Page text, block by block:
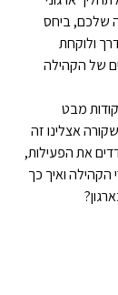
שלכם, ביחס
ולוקחת
של הקהילה
מבט
אצלינו זה
את הפעילות,
הקהילה ואיך כך